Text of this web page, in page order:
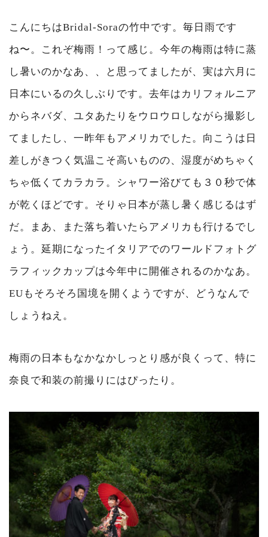
こんにちはBridal-Soraの竹中です。毎日雨です
ね〜。これぞ梅雨！って感じ。今年の梅雨は特に蒸
し暑いのかなあ、、と思ってましたが、実は六月に
日本にいるの久しぶりです。去年はカリフォルニア
からネバダ、ユタあたりをウロウロしながら撮影し
てましたし、一昨年もアメリカでした。向こうは日
差しがきつく気温こそ高いものの、湿度がめちゃく
ちゃ低くてカラカラ。シャワー浴びても３０秒で体
が乾くほどです。そりゃ日本が蒸し暑く感じるはず
だ。まあ、また落ち着いたらアメリカも行けるでし
ょう。延期になったイタリアでのワールドフォトグ
ラフィックカップは今年中に開催されるのかなあ。
EUもそろそろ国境を開くようですが、どうなんで
しょうねえ。
梅雨の日本もなかなかしっとり感が良くって、特に
奈良で和装の前撮りにはぴったり。